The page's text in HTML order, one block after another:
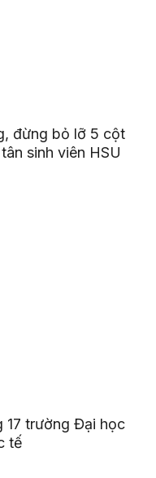
đừng bỏ lỡ 5 cột
sinh viên HSU
17 trường Đại học
tế